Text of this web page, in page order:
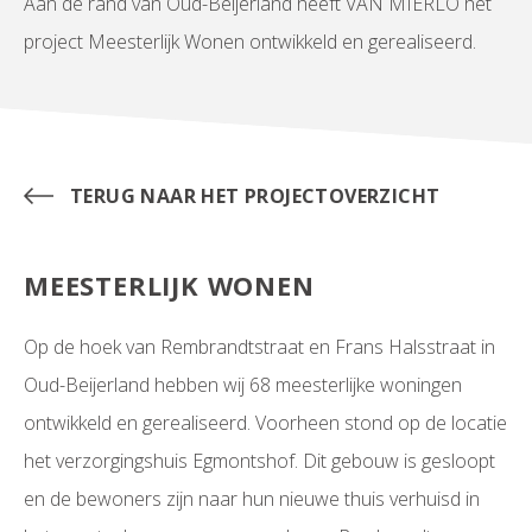
project Meesterlijk Wonen ontwikkeld en gerealiseerd.
TERUG NAAR HET PROJECTOVERZICHT
MEESTERLIJK WONEN
Op de hoek van Rembrandtstraat en Frans Halsstraat in
Oud-Beijerland hebben wij 68 meesterlijke woningen
ontwikkeld en gerealiseerd. Voorheen stond op de locatie
het verzorgingshuis Egmontshof. Dit gebouw is gesloopt
en de bewoners zijn naar hun nieuwe thuis verhuisd in